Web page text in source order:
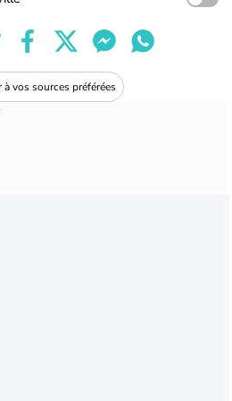
vos sources préférées